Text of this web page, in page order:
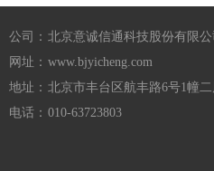
公司： 北京意诚信通科技股份有限公
网址： www.bjyicheng.com
地址： 北京市丰台区航丰路6号1幢二
电话： 010-63723803